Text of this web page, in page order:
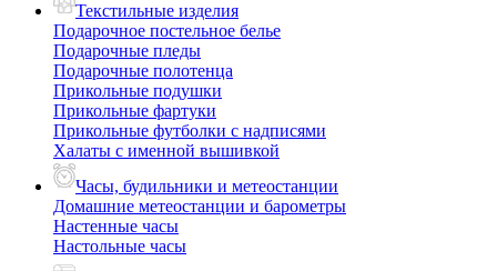
Текстильные изделия
Подарочное постельное белье
Подарочные пледы
Подарочные полотенца
Прикольные подушки
Прикольные фартуки
Прикольные футболки с надписями
Халаты с именной вышивкой
Часы, будильники и метеостанции
Домашние метеостанции и барометры
Настенные часы
Настольные часы